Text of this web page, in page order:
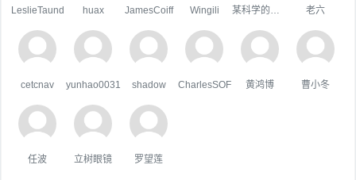
LeslieTaund huax JamesCoiff Wingili 老六
cetcnav yunhao0031 shadow CharlesSOF 黄鸿博 曹小冬
任波 立树眼镜 罗望莲